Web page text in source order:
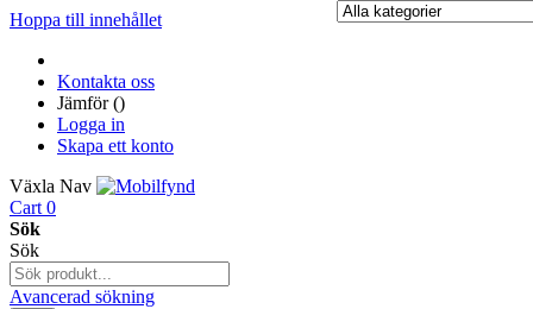
Hoppa till innehållet
Kontakta oss
Jämför ()
Logga in
Skapa ett konto
Växla Nav
Cart 0
Sök
Sök
Avancerad sökning